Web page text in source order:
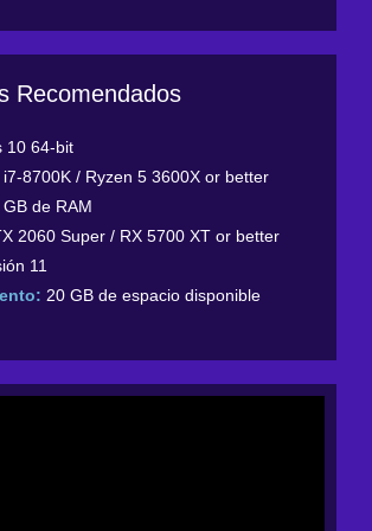
Recomendados
10 64-bit
i7-8700K / Ryzen 5 3600X or better
GB de RAM
2060 Super / RX 5700 XT or better
11
20 GB de espacio disponible